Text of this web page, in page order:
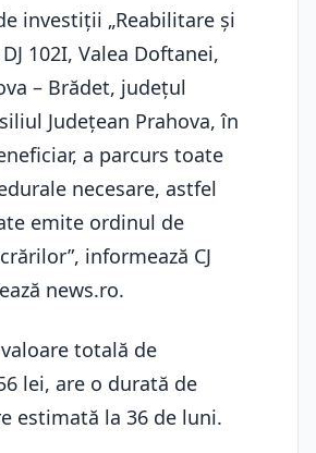
investiţii „Reabilitare şi
102I, Valea Doftanei,
– Brădet, judeţul
Judeţean Prahova, în
a parcurs toate
necesare, astfel
emite ordinul de
informează CJ
news.ro.
totală de
lei, are o durată de
estimată la 36 de luni.